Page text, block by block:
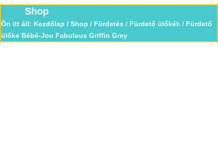
Shop
Ön itt áll: Kezdőlap / Shop / Fürdetés / Fürdető ülőkék / Fürdető
ülőke Bébé-Jou Fabulous Griffin Grey